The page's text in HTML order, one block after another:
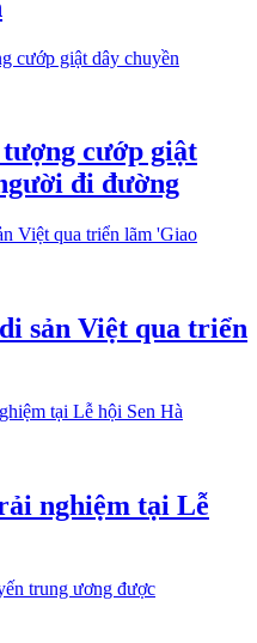
cướp giật
đi đường
sản Việt qua triển
nghiệm tại Lễ